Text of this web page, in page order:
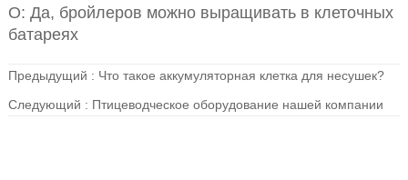
О: Да, бройлеров можно выращивать в клеточных
батареях
Предыдущий : Что такое аккумуляторная клетка для несушек?
Следующий : Птицеводческое оборудование нашей компании